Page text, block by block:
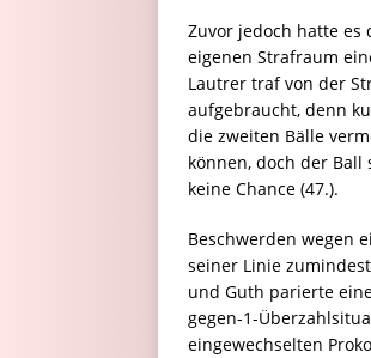
Zuvor jedoch hatte es
eigenen Strafraum
Lautrer traf von der
aufgebraucht, denn
die zweiten Bälle
können, doch der
keine Chance (47.).
Beschwerden wegen
seiner Linie
und Guth parierte
gegen-1-
eingewechselten